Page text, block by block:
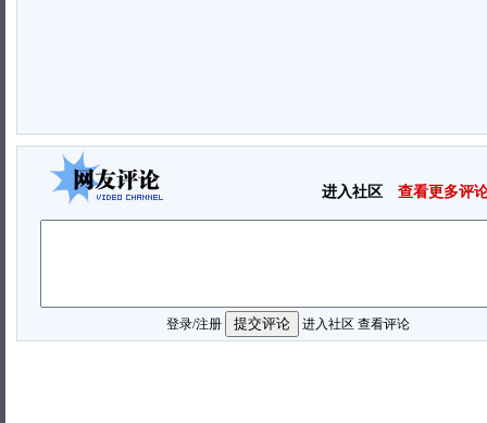
进入社区 查看更多评
登录/注册 进入社区 查看评论